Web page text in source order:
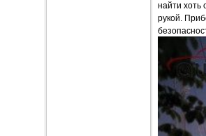
найти хоть
рукой.